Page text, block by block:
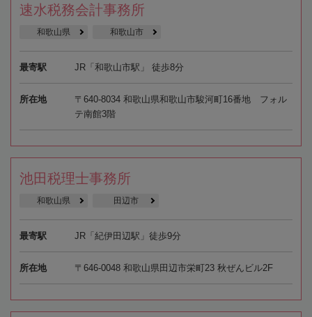
速水税務会計事務所
和歌山県 和歌山市
最寄駅 JR「和歌山市駅」 徒歩8分
所在地
〒640-8034 和歌山県和歌山市駿河町16番地 フォル
テ南館3階
池田税理士事務所
和歌山県 田辺市
最寄駅 JR「紀伊田辺駅」徒歩9分
所在地 〒646-0048 和歌山県田辺市栄町23 秋ぜんビル2F